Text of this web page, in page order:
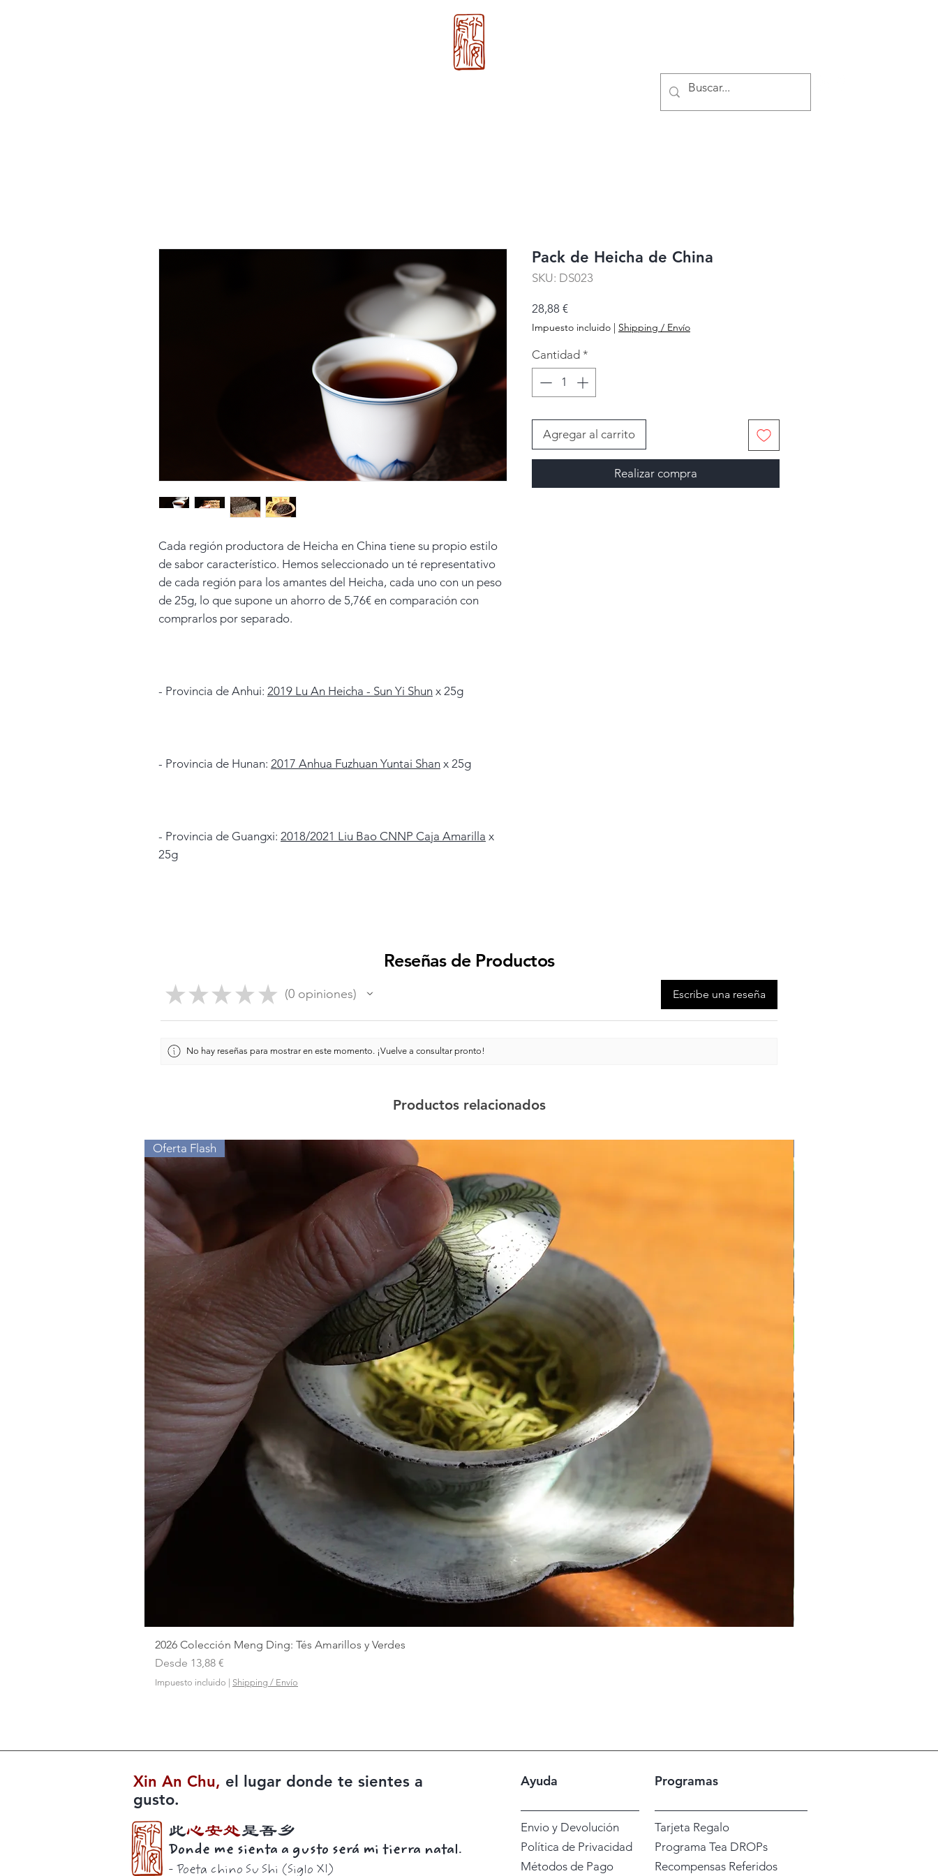
Cada región productora de Heicha en China tiene su propio estilo
de sabor característico. Hemos seleccionado un té representativo
de cada región para los amantes del Heicha, cada uno con un peso
de 25g, lo que supone un ahorro de 5,76€ en comparación con
comprarlos por separado.
- Provincia de Anhui: 2019 Lu An Heicha - Sun Yi Shun x 25g
- Provincia de Hunan: 2017 Anhua Fuzhuan Yuntai Shan x 25g
- Provincia de Guangxi: 2018/2021 Liu Bao CNNP Caja Amarilla x
25g
Pack de Heicha de China
SKU: DS023
28,88 €Precio
Impuesto incluido | Shipping / Envío
Cantidad *
Agregar al carrito
Realizar compra
Reseñas de Productos
★ ★ ★ ★ ★ 0 opiniones
0 Escribe una reseña
No hay reseñas para mostrar en este momento. ¡Vuelve a consultar pronto!
Productos relacionados
Oferta Flash
2026 Colección Meng Ding: Tés Amarillos y Verdes
Desde 13,88 €
Precio de oferta
Impuesto incluido | Shipping / Envío
Xin An Chu, el lugar donde te sientes a
gusto.
此心安处是吾乡
Donde me sienta a gusto será mi tierra natal.
- Poeta chino Su Shi (Siglo XI)
Ayuda
Envio y Devolución
Política de Privacidad
Métodos de Pago
Programas
Tarjeta Regalo
Programa Tea DROPs
Recompensas Referidos